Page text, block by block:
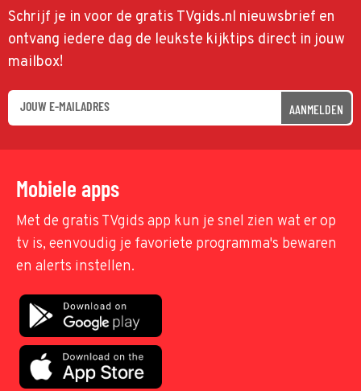
Schrijf je in voor de gratis TVgids.nl nieuwsbrief en
ontvang iedere dag de leukste kijktips direct in jouw
mailbox!
AANMELDEN
Mobiele apps
Met de gratis TVgids app kun je snel zien wat er op
tv is, eenvoudig je favoriete programma's bewaren
en alerts instellen.